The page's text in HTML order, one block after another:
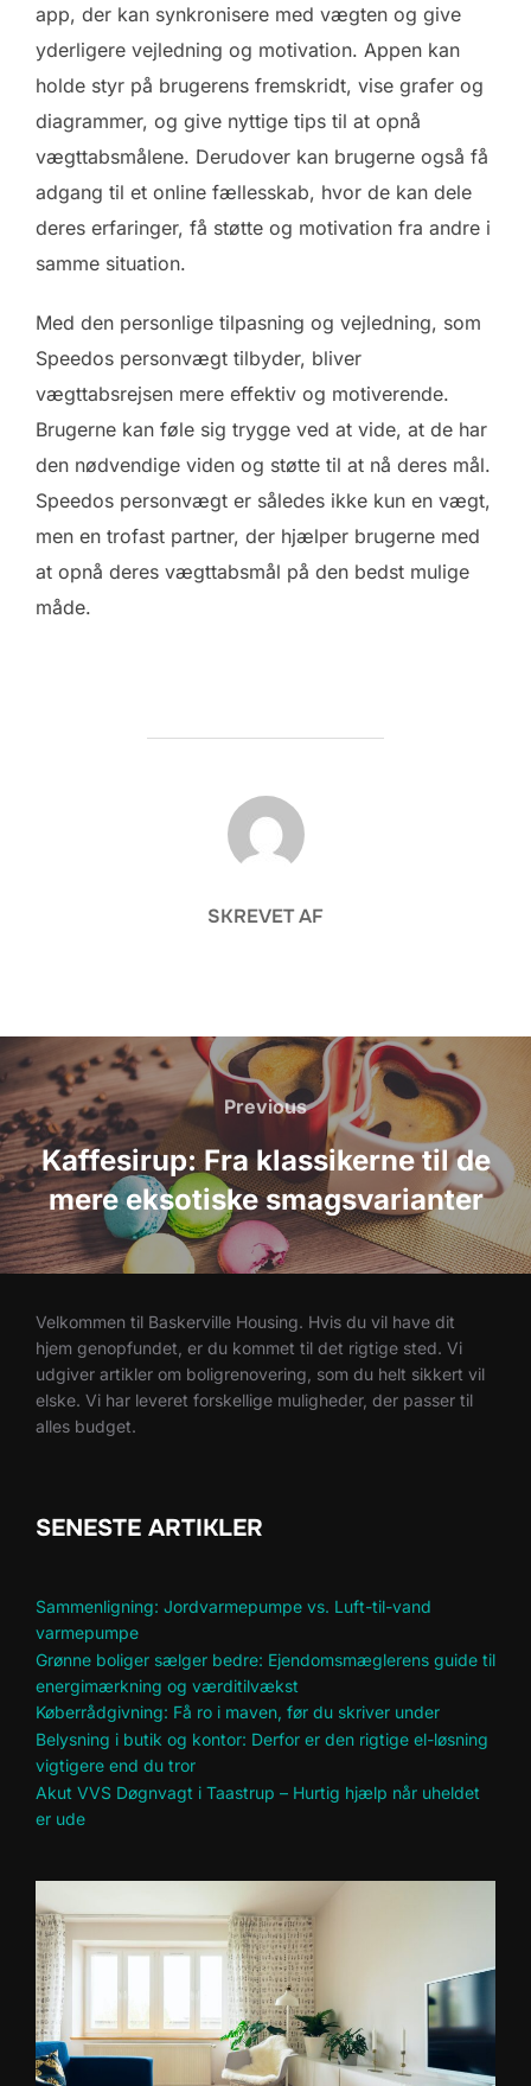
app, der kan synkronisere med vægten og give
yderligere vejledning og motivation. Appen kan
holde styr på brugerens fremskridt, vise grafer og
diagrammer, og give nyttige tips til at opnå
vægttabsmålene. Derudover kan brugerne også få
adgang til et online fællesskab, hvor de kan dele
deres erfaringer, få støtte og motivation fra andre i
samme situation.
Med den personlige tilpasning og vejledning, som
Speedos personvægt tilbyder, bliver
vægttabsrejsen mere effektiv og motiverende.
Brugerne kan føle sig trygge ved at vide, at de har
den nødvendige viden og støtte til at nå deres mål.
Speedos personvægt er således ikke kun en vægt,
men en trofast partner, der hjælper brugerne med
at opnå deres vægttabsmål på den bedst mulige
måde.
FORFATTER
SKREVET AF
Indlægsnavigation
Previous
Previous
Kaffesirup: Fra klassikerne til de
mere eksotiske smagsvarianter
Velkommen til Baskerville Housing. Hvis du vil have dit
hjem genopfundet, er du kommet til det rigtige sted. Vi
udgiver artikler om boligrenovering, som du helt sikkert vil
elske. Vi har leveret forskellige muligheder, der passer til
alles budget.
SENESTE ARTIKLER
Sammenligning: Jordvarmepumpe vs. Luft-til-vand
varmepumpe
Grønne boliger sælger bedre: Ejendomsmæglerens guide til
energimærkning og værditilvækst
Køberrådgivning: Få ro i maven, før du skriver under
Belysning i butik og kontor: Derfor er den rigtige el-løsning
vigtigere end du tror
Akut VVS Døgnvagt i Taastrup – Hurtig hjælp når uheldet
er ude